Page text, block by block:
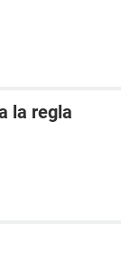
la regla